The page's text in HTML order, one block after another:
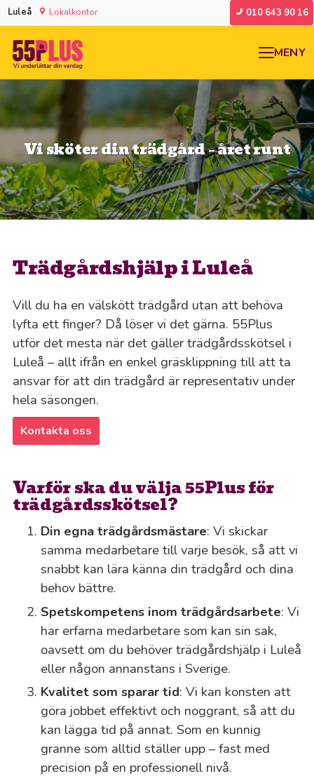
Luleå Lokalkontor 010 643 90 16
MENY
Vi sköter din trädgård – året runt
Trädgårdshjälp i Luleå
Vill du ha en välskött trädgård utan att behöva
lyfta ett finger? Då löser vi det gärna. 55Plus
utför det mesta när det gäller trädgårdsskötsel i
Luleå – allt ifrån en enkel gräsklippning till att ta
ansvar för att din trädgård är representativ under
hela säsongen.
Kontakta oss
Varför ska du välja 55Plus för
trädgårdsskötsel?
Din egna trädgårdsmästare: Vi skickar
samma medarbetare till varje besök, så att vi
snabbt kan lära känna din trädgård och dina
behov bättre.
Spetskompetens inom trädgårdsarbete: Vi
har erfarna medarbetare som kan sin sak,
oavsett om du behöver trädgårdshjälp i Luleå
eller någon annanstans i Sverige.
Kvalitet som sparar tid: Vi kan konsten att
göra jobbet effektivt och noggrant, så att du
kan lägga tid på annat. Som en kunnig
granne som alltid ställer upp – fast med
precision på en professionell nivå.